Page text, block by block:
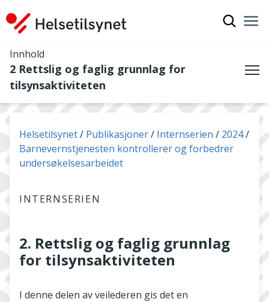
Innhold
2 Rettslig og faglig grunnlag for
tilsynsaktiviteten
Du er her:
Helsetilsynet Publikasjoner Internserien
2024
Barnevernstjenesten kontrollerer og forbedrer
undersøkelsesarbeidet
INTERNSERIEN
2. Rettslig og faglig grunnlag
for tilsynsaktiviteten
I denne delen av veilederen gis det en